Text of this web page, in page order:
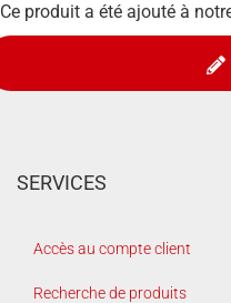
Ce produit a été ajouté à
SERVICES
Accès au compte client
Recherche de produits